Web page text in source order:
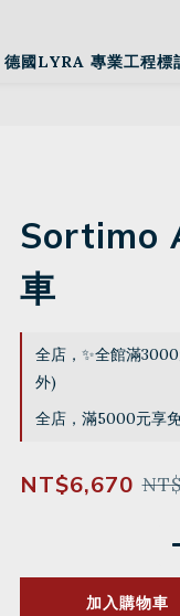
德國LYRA 專業工程標
Sortimo
車
全店，✨全館滿
外)
全店，滿5000元享
NT$6,670
加入購物車